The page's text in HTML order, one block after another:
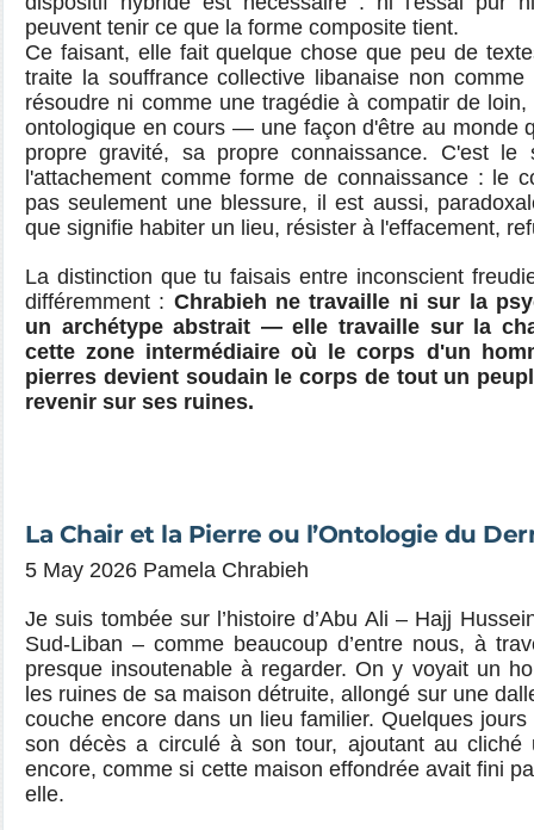
peuvent tenir ce que la forme composite tient.
Ce faisant, elle fait quelque chose que peu de
traite la souffrance collective libanaise non
résoudre ni comme une tragédie à compatir de
ontologique en cours — une façon d'être au monde
propre gravité, sa propre connaissance. C'est
l'attachement comme forme de connaissance : le
pas seulement une blessure, il est aussi,
que signifie habiter un lieu, résister à l'effacement,
La distinction que tu faisais entre inconscient
différemment : Chrabieh ne travaille ni sur la
un archétype abstrait — elle travaille sur la
cette zone intermédiaire où le corps d'un
pierres devient soudain le corps de tout un
revenir sur ses ruines.
La Chair et la Pierre ou l’Ontologie du
5 May 2026 Pamela Chrabieh
Je suis tombée sur l’histoire d’Abu Ali – Hajj
Sud-Liban – comme beaucoup d’entre nous, à
presque insoutenable à regarder. On y voyait un
les ruines de sa maison détruite, allongé sur une
couche encore dans un lieu familier. Quelques
son décès a circulé à son tour, ajoutant au cliché
encore, comme si cette maison effondrée avait fini
elle.